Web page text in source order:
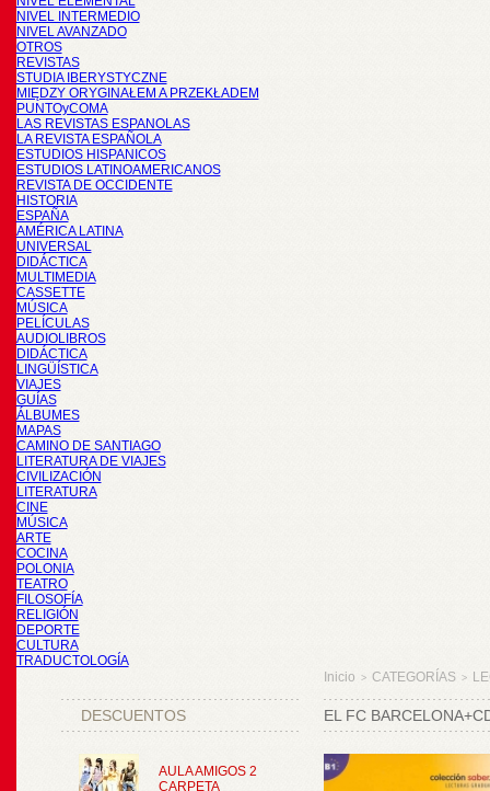
NIVEL INTERMEDIO
NIVEL AVANZADO
OTROS
REVISTAS
STUDIA IBERYSTYCZNE
MIĘDZY ORYGINAŁEM A PRZEKŁADEM
PUNTOyCOMA
LAS REVISTAS ESPANOLAS
LA REVISTA ESPAÑOLA
ESTUDIOS HISPANICOS
ESTUDIOS LATINOAMERICANOS
REVISTA DE OCCIDENTE
HISTORIA
ESPAÑA
AMÉRICA LATINA
UNIVERSAL
DIDÁCTICA
MULTIMEDIA
CASSETTE
MÚSICA
PELÍCULAS
AUDIOLIBROS
DIDÁCTICA
LINGÜÍSTICA
VIAJES
GUÍAS
ÁLBUMES
MAPAS
CAMINO DE SANTIAGO
LITERATURA DE VIAJES
CIVILIZACIÓN
LITERATURA
CINE
MÚSICA
ARTE
COCINA
POLONIA
TEATRO
FILOSOFÍA
RELIGIÓN
DEPORTE
CULTURA
TRADUCTOLOGÍA
DESCUENTOS
AULA AMIGOS 2
CARPETA
Inicio > CATEGORÍAS >
EL FC